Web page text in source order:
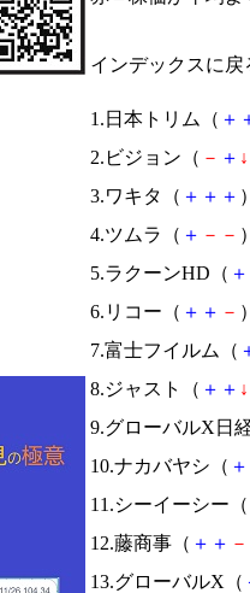
インデックスに戻
1.日本トリム（ ＋
2.ビジョン（ － ＋ ↓
3.ワキタ（ ＋ ＋ ＋
4.ツムラ（ ＋ － －
5.ラクーンHD（ ＋
6.リコー（ ＋ ＋ －
7.富士フイルム（
8.ジャスト（ ＋ ＋ ↓
9.グローバルX日
10.ナカバヤシ（ ＋
11.シーイーシー（
12.藤商事（ ＋ ＋ －
13.グローバルX（